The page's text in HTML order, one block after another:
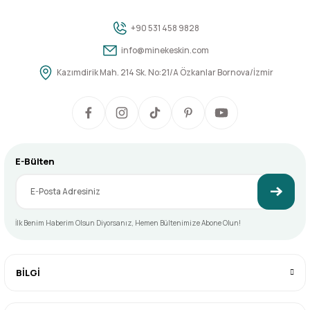
Videoların indirilmesi veya harici depolama yapılması gerekmeksizin erişim
Destek ve İletişim
Programla ilgili sorularınız için haftaiçi mesai saatlerinde +90 531 458 98 28
yanıtlamaktan memnuniyet duyarız. Program katılımınızla birlikte, 3 ay
süresince ücretsiz danışmanlık desteği de sağlanır. Bu süre, satın alma
Katılım Belgesi
Program sürecinde öğrendiğiniz teknikleri başarıyla uygulayıp, hazırladığınız
ürünlerin fotoğraflarını bizimle paylaşmanız durumunda; Mine Keskin Atölye
tarafından imzalanmış dijital bir katılım belgesi, tercihinize göre Türkçe veya
+90 531 458 9828
info@minekeskin.com
Kazımdirik Mah. 214 Sk. No:21/A Özkanlar Bornova/İzmir
BİLGİ
E-Bülten
İlk Benim Haberim Olsun Diyorsanız, Hemen Bültenimize Abone Olun!